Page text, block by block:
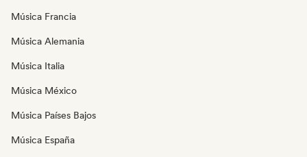
Música Francia
Música Alemania
Música Italia
Música México
Música Países Bajos
Música España